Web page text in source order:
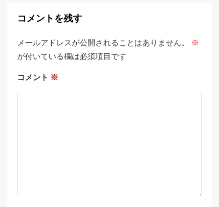
ビコメントを残す
メールアドレスが公開されることはありません。
※
が付いている欄は必須項目です
コメント ※